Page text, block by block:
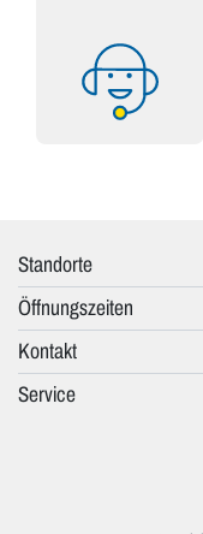
Standorte
Öffnungszeiten
Kontakt
Service